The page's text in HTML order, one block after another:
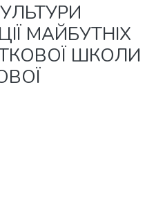
МАЙБУТНІХ
ШКОЛИ